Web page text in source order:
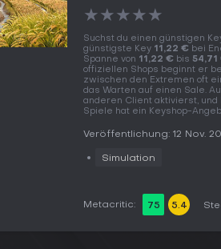
★★★★★
Suchst du einen günstigen
günstigste Key 11,22 € bei
Spanne von 11,22 € bis 54,71
offiziellen Shops beginnt er
zwischen den Extremen oft
das Warten auf einen Sale.
anderen Client aktivierst,
Spiele hat ein Keyshop-
Veröffentlichung: 12 Nov.
Simulation
Metacritic: 75 5.4